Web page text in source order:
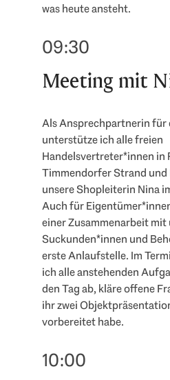
was heute ansteht.
09:30
Meeting mit
Als Ansprechpartnerin für
unterstütze ich alle freien
Handelsvertreter*innen in
Timmendorfer Strand und
unsere Shopleiterin Nina
Auch für
einer Zusammenarbeit mit
Suckunden*innen und
erste Anlaufstelle. Im
ich alle anstehenden
den Tag ab, kläre offene
ihr zwei
vorbereitet habe.
10:00